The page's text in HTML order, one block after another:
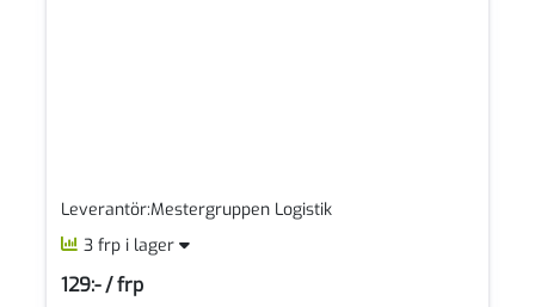
Leverantör:Mestergruppen Logistik
3 frp i lager
129:- / frp
SEK per FRP